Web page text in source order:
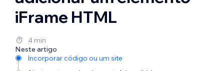
iFrame HTML
4 min
Neste artigo
Incorporar código ou um site